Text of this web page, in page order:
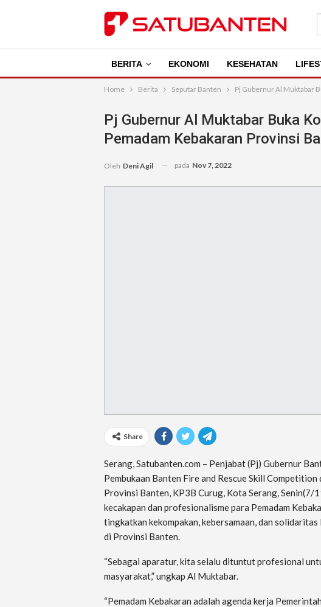
BERITA EKONOMI KESEHATAN
Home Berita Seputar Banten Pj Gubernur Al Muktabar
Pj Gubernur Al Muktabar Buka
Pemadam Kebakaran Provinsi
Oleh Deni Agil pada Nov 7, 2022
Share
Serang, Satubanten.com – Penjabat (Pj) Gubernur
Pembukaan Banten Fire and Rescue Skill
Provinsi Banten, KP3B Curug, Kota Serang, Senin(7/
kecakapan dan profesionalisme para Pemadam
tingkatkan kekompakan, kebersamaan, dan
di Provinsi Banten.
“Sebagai aparatur, kita selalu dituntut profesional
masyarakat,” ungkap Al Muktabar.
“Pemadam Kebakaran adalah agenda kerja